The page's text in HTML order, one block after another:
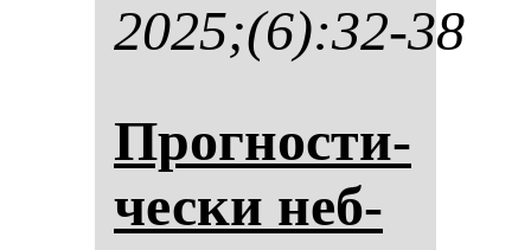
2025;(6):32-38
Прог­нос­ти­
чес­ки неб­